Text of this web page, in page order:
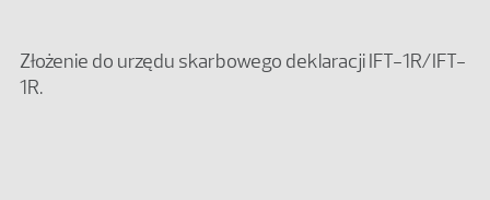
Złożenie do urzędu skarbowego deklaracji IFT-1R/IFT-
1R.